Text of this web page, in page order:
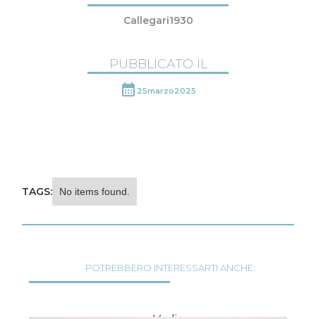
Callegari1930
PUBBLICATO IL
25marzo2025
TAGS: No items found.
POTREBBERO INTERESSARTI ANCHE: